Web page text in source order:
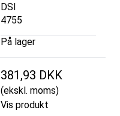
DSI
4755
På lager
381,93 DKK
(ekskl. moms)
Vis produkt